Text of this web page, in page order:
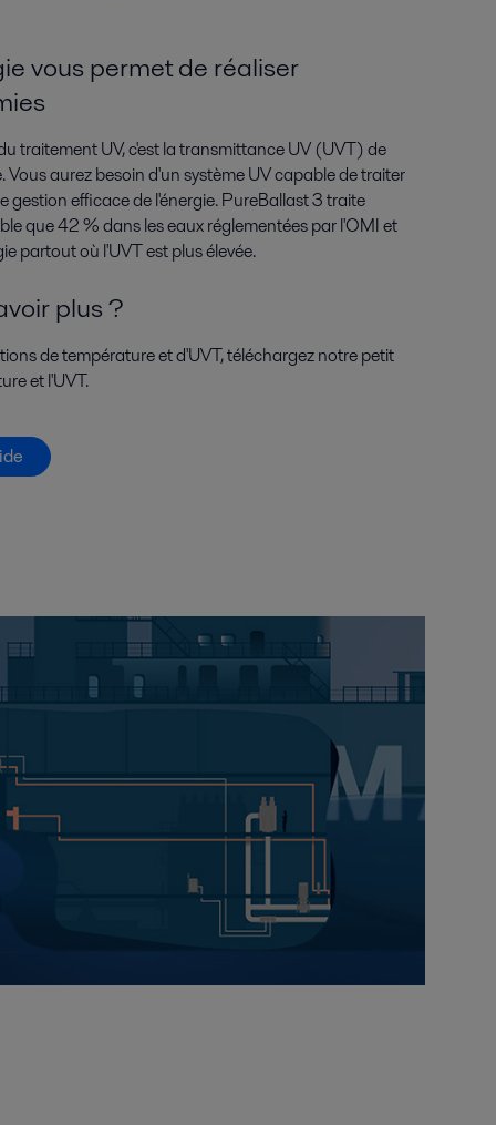
vous permet de réaliser
traitement UV, c'est la transmittance UV (UVT) de
Vous aurez besoin d'un système UV capable de traiter
gestion efficace de l'énergie. PureBallast 3 traite
que 42 % dans les eaux réglementées par l'OMI et
partout où l'UVT est plus élevée.
plus ?
de température et d'UVT, téléchargez notre petit
et l'UVT.